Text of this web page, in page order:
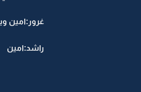
غرور:امين
راشد:امين